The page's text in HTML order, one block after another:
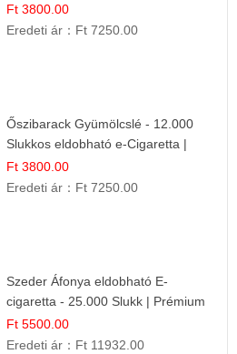
Ft 3800.00
Eredeti ár： Ft 7250.00
Őszibarack Gyümölcslé - 12.000
Slukkos eldobható e-Cigaretta |
Friss Gyümölcs Íz
Ft 3800.00
Eredeti ár： Ft 7250.00
Szeder Áfonya eldobható E-
cigaretta - 25.000 Slukk | Prémium
Gyümölcs Íz
Ft 5500.00
Eredeti ár： Ft 11932.00